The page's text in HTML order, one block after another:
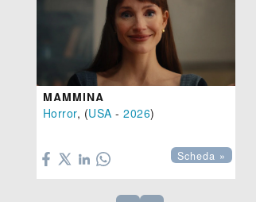
MAMMINA
Horror, (USA -2026)
Scheda »